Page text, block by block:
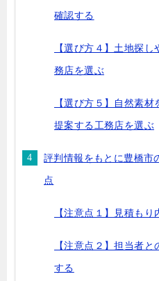
確認する
【選び方４】土地探
務店を選ぶ
【選び方５】自然素
提案する工務店を選ぶ
評判情報をもとに豊橋市
点
【注意点１】見積も
【注意点２】担当者
する